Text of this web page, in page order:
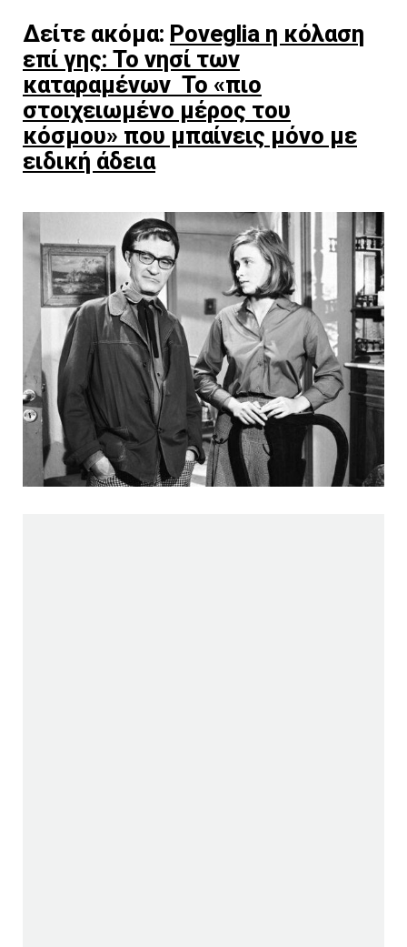
Δείτε ακόμα: Poveglia η κόλαση
επί γης: Το νησί των
καταραμένων Το «πιο
στοιχειωμένο μέρος του
κόσμου» που μπαίνεις μόνο με
ειδική άδεια